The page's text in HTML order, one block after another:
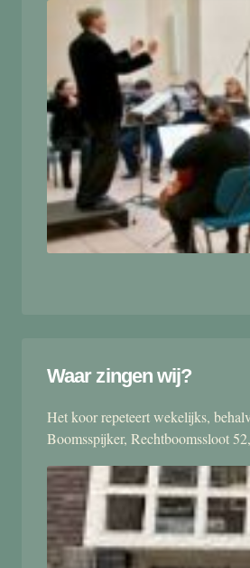
Waar zingen wij?
Het koor repeteert wekelijks,
Boomsspijker, Rechtboomssloot